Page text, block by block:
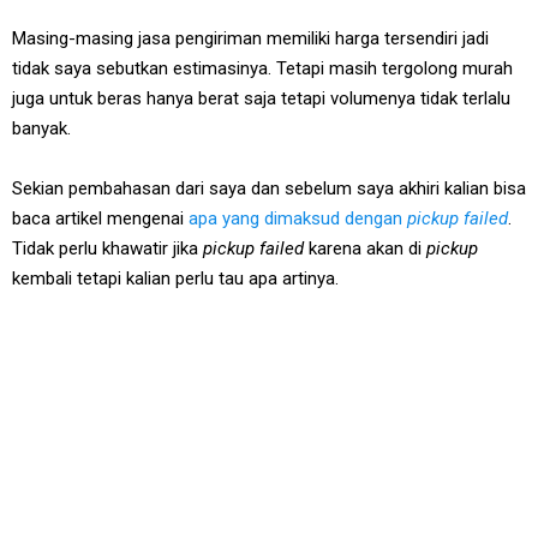
Masing-masing jasa pengiriman memiliki harga tersendiri jadi
tidak saya sebutkan estimasinya. Tetapi masih tergolong murah
juga untuk beras hanya berat saja tetapi volumenya tidak terlalu
banyak.
Sekian pembahasan dari saya dan sebelum saya akhiri kalian bisa
baca artikel mengenai apa yang dimaksud dengan pickup failed.
Tidak perlu khawatir jika pickup failedkarena akan di pickup
kembali tetapi kalian perlu tau apa artinya.